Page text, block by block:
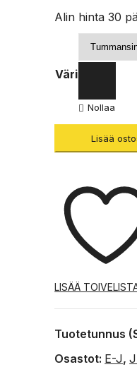
Alin hinta 30
Väri
Nollaa
Lisää
LISÄÄ
Tuotetunnus
Osastot: E-J,